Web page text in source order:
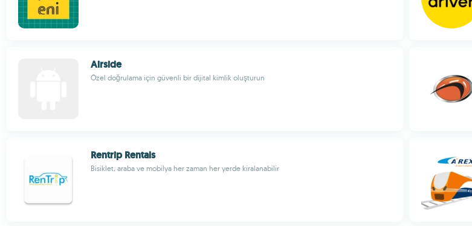
Airside
Özel doğrulama için güvenli bir dijital kimlik oluşturun
Rentrip Rentals
Bisiklet, araba ve mobilya her zaman her yerde kiralanabilir